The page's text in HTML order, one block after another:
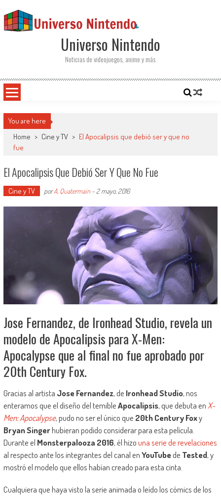
Universo Nintendo
Noticias de videojuegos, anime y más
You are here
Home > Cine y TV > El Apocalipsis que debió ser y que no
fue
El Apocalipsis Que Debió Ser Y Que No Fue
Cine y TV porA. Quatermain- 2 mayo, 2016
Jose Fernandez, de Ironhead Studio, revela un
modelo de Apocalipsis para X-Men:
Apocalypse que al final no fue aprobado por
20th Century Fox.
Gracias al artista Jose Fernandez, de Ironhead Studio, nos
enteramos que el diseño del temibleApocalipsis, que debuta en X-
Men: Apocalypse, pudo no ser el único que 20th Century Foxy
Bryan Singerhubieran podido considerar para esta película.
Durante el Monsterpalooza 2016, él hizouna serie de revelaciones
al respecto ante los integrantes del canal enYouTubede Tested, y
mostró el modelo que ellos habían creado para esta cinta.
Cualquiera que haya visto la serie animada o leído los cómics de los